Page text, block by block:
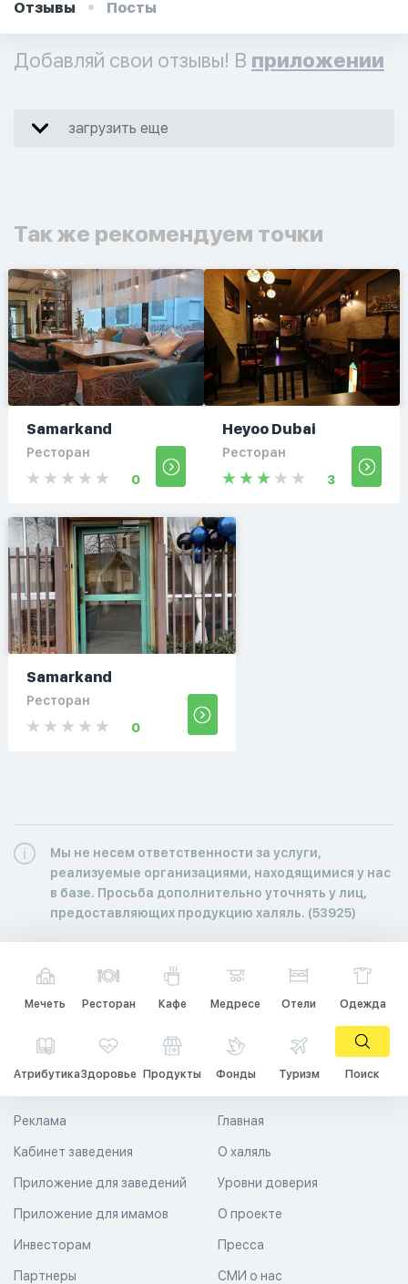
Отзывы Посты
Добавляй свои отзывы! В приложении
загрузить еще
Так же рекомендуем точки
Samarkand
Ресторан
0
Heyoo Dubai
Ресторан
3
Samarkand
Ресторан
0
Мы не несем ответственности за услуги,
реализуемые организациями, находящимися у нас
в базе. Просьба дополнительно уточнять у лиц,
предоставляющих продукцию халяль. (53925)
Мечеть Ресторан Кафе Медресе Отели Одежда
АтрибутикаЗдоровье Продукты Фонды Туризм Поиск
Главная
О халяль
Уровни доверия
Реклама
Кабинет заведения
Приложение для заведений
Приложение для имамов О проекте
Пресса
СМИ о нас
Инвесторам
Партнеры